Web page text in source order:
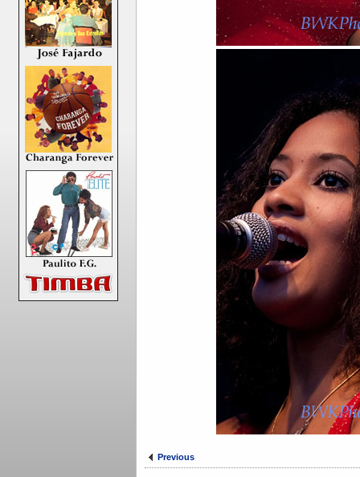
Previous